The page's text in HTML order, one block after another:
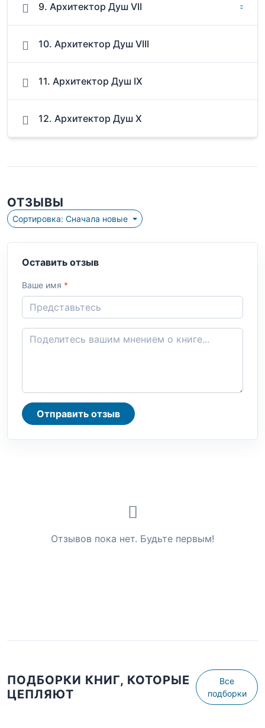
9. Архитектор Душ VII
10. Архитектор Душ VIII
11. Архитектор Душ IX
12. Архитектор Душ Х
ОТЗЫВЫ
Сортировка: Сначала новые
Оставить отзыв
Ваше имя *
Отправить отзыв
Отзывов пока нет. Будьте первым!
ПОДБОРКИ КНИГ, КОТОРЫЕ
ЦЕПЛЯЮТ
Все
подборки